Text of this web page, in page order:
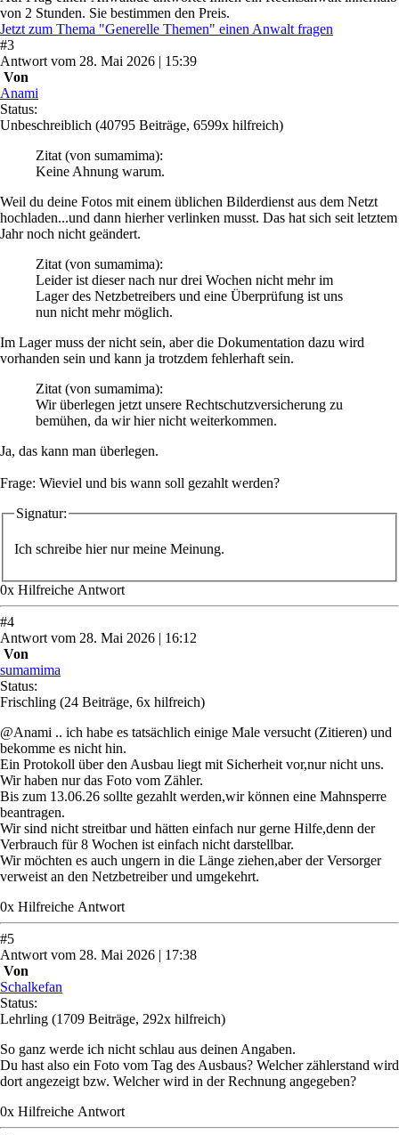
von 2 Stunden. Sie bestimmen den Preis.
Jetzt zum Thema "Generelle Themen" einen Anwalt fragen
#3
Antwortvom 28. Mai 2026 | 15:39
Von
Anami
Status:
Unbeschreiblich (40795 Beiträge, 6599x hilfreich)
Zitat(von sumamima):
Keine Ahnung warum.
Weil du deine Fotos mit einem üblichen Bilderdienst aus dem Netzt
hochladen...und dann hierher verlinken musst. Das hat sich seit letztem
Jahr noch nicht geändert.
Zitat(von sumamima):
Leider ist dieser nach nur drei Wochen nicht mehr im
Lager des Netzbetreibers und eine Überprüfung ist uns
nun nicht mehr möglich.
Im Lager muss der nicht sein, aber die Dokumentation dazu wird
vorhanden sein und kann ja trotzdem fehlerhaft sein.
Zitat(von sumamima):
Wir überlegen jetzt unsere Rechtschutzversicherung zu
bemühen, da wir hier nicht weiterkommen.
Ja, das kann man überlegen.
Frage: Wieviel und bis wann soll gezahlt werden?
Signatur:
Ich schreibe hier nur meine Meinung.
0x Hilfreiche Antwort
#4
Antwort vom 28. Mai 2026 | 16:12
Von
sumamima
Status:
Frischling (24 Beiträge, 6x hilfreich)
@Anami .. ich habe es tatsächlich einige Male versucht (Zitieren) und
bekomme es nicht hin.
Ein Protokoll über den Ausbau liegt mit Sicherheit vor,nur nicht uns.
Wir haben nur das Foto vom Zähler.
Bis zum 13.06.26 sollte gezahlt werden,wir können eine Mahnsperre
beantragen.
Wir sind nicht streitbar und hätten einfach nur gerne Hilfe,denn der
Verbrauch für 8 Wochen ist einfach nicht darstellbar.
Wir möchten es auch ungern in die Länge ziehen,aber der Versorger
verweist an den Netzbetreiber und umgekehrt.
0x Hilfreiche Antwort
#5
Antwort vom 28. Mai 2026 | 17:38
Von
Schalkefan
Status:
Lehrling (1709 Beiträge, 292x hilfreich)
So ganz werde ich nicht schlau aus deinen Angaben.
Du hast also ein Foto vom Tag des Ausbaus? Welcher zählerstand wird
dort angezeigt bzw. Welcher wird in der Rechnung angegeben?
0x Hilfreiche Antwort